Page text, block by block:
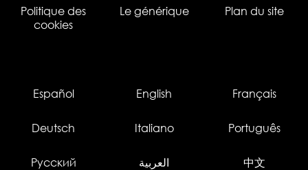
Politique des
cookies
Le générique Plan du site
Español English Français
Deutsch Italiano Português
Русский العربية 中文